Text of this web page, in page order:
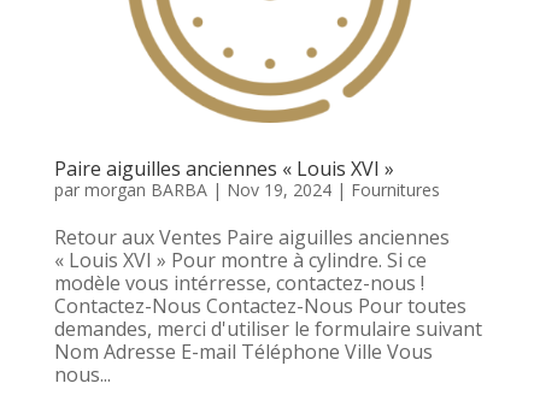
Paire aiguilles anciennes « Louis XVI »
par morgan BARBA| Nov 19, 2024| Fournitures
Retour aux Ventes Paire aiguilles anciennes
« Louis XVI » Pour montre à cylindre. Si ce
modèle vous intérresse, contactez-nous !
Contactez-Nous Contactez-Nous Pour toutes
demandes, merci d'utiliser le formulaire suivant
Nom Adresse E-mail Téléphone Ville Vous
nous...